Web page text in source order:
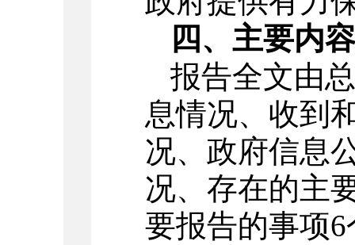
四、主要内容
报告全文由
息情况、收到
况、政府信息
况、存在的主
要报告的事项